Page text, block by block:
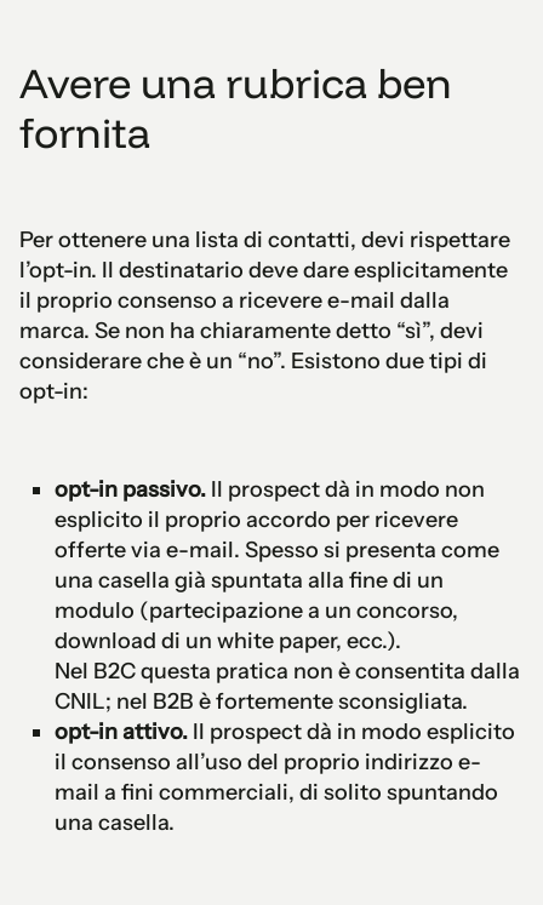
Avere una rubrica ben
fornita
Per ottenere una lista di contatti, devi rispettare
l’opt-in. Il destinatario deve dare esplicitamente
il proprio consenso a ricevere e-mail dalla
marca. Se non ha chiaramente detto “sì”, devi
considerare che è un “no”. Esistono due tipi di
opt-in:
opt-in passivo.Il prospect dà in modo non
esplicito il proprio accordo per ricevere
offerte via e-mail. Spesso si presenta come
una casella già spuntata alla fine di un
modulo (partecipazione a un concorso,
download di un white paper, ecc.).
Nel B2C questa pratica non è consentita dalla
CNIL; nel B2B è fortemente sconsigliata.
opt-in attivo.Il prospect dà in modo esplicito
il consenso all’uso del proprio indirizzo e-
mail a fini commerciali, di solito spuntando
una casella.